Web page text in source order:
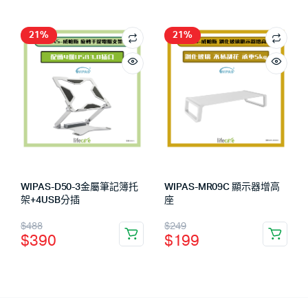
21%
WIPAS-D50-3金屬筆記簿托
架+4USB分插
$488
$390
21%
WIPAS-MR09C 顯示器增高
座
$249
$199